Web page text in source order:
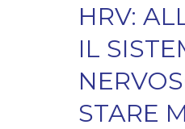
HRV:
IL
STARE